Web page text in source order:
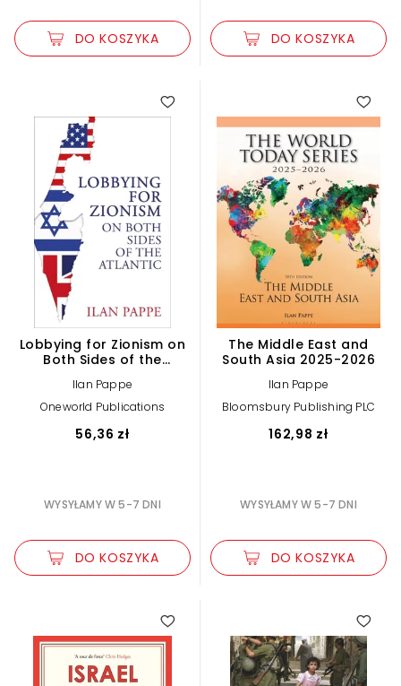
DO KOSZYKA DO KOSZYKA
Lobbying for Zionism on
Both Sides of the
Ilan Pappe
Oneworld Publications
56,36 zł
WYSYŁAMY W 5-7 DNI
DO KOSZYKA
The Middle East and
South Asia 2025-2026
Ilan Pappe
Bloomsbury Publishing PLC
162,98 zł
WYSYŁAMY W 5-7 DNI
DO KOSZYKA